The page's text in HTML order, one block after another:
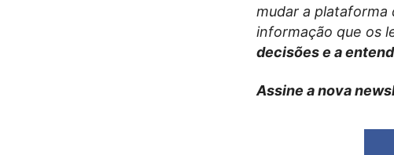
mudar a
informação que os
decisões e a
Assine a nova